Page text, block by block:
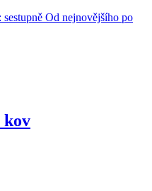
sestupně Od nejnovějšího po
kov